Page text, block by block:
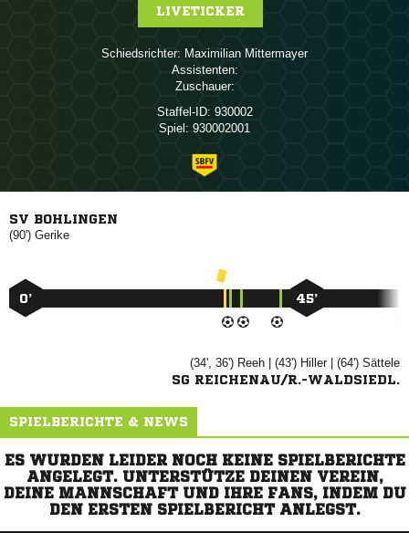
LIVETICKER
Schiedsrichter:  
Assistenten:
Zuschauer:
Staffel-ID: 930002
Spiel: 930002001
SV BOHLINGEN
(90') 
0’ 45’
(34', 36')  | (43') | (64') 
SG REICHENAU/R.-WALDSIEDL.
SPIELBERICHTE & NEWS
ES WURDEN LEIDER NOCH KEINE SPIELBERICHTE
ANGELEGT. UNTERSTÜTZE DEINEN VEREIN,
DEINE MANNSCHAFT UND IHRE FANS, INDEM DU
DEN ERSTEN SPIELBERICHT ANLEGST.